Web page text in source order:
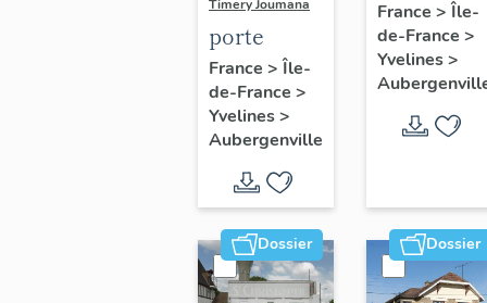
Timery Joumana
porte
France > Île-
de-France >
Yvelines>
Aubergenville
dite "villa
le Bois
fleuri", 27
avenue
d'Ypres
France > Île-
de-France >
Yvelines>
Dossier Dossier